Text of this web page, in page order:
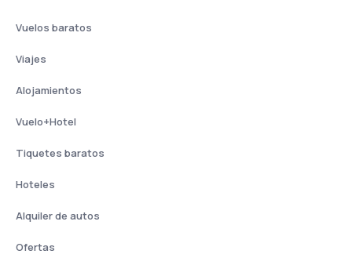
Vuelos baratos
Viajes
Alojamientos
Vuelo+Hotel
Tiquetes baratos
Hoteles
Alquiler de autos
Ofertas